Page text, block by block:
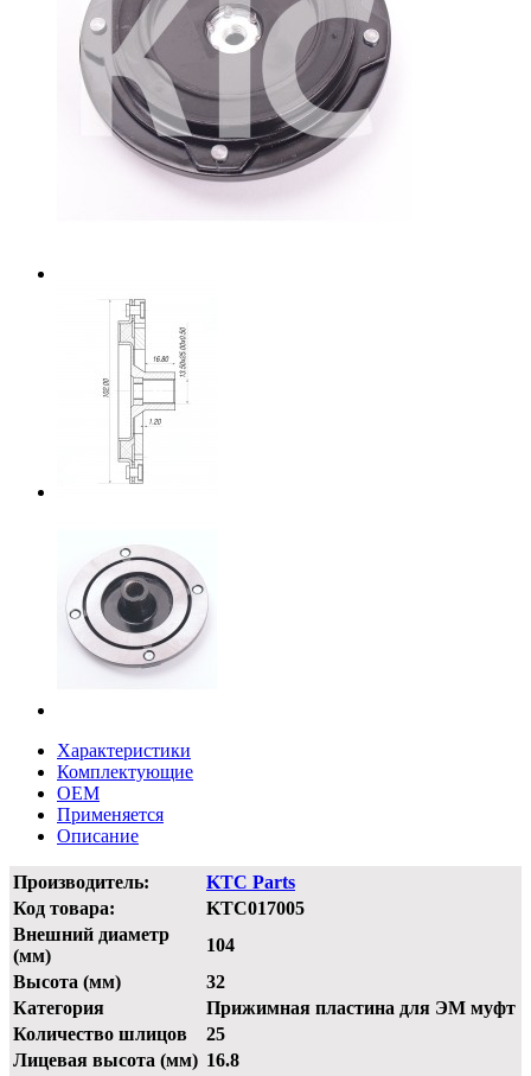
Характеристики
Комплектующие
OEM
Применяется
Описание
Производитель:
KTC Parts
Код товара:
KTC017005
Внешний диаметр
(мм)
104
Высота (мм)
32
Категория
Прижимная пластина для ЭМ муфт
Количество шлицов
25
Лицевая высота (мм) 16.8